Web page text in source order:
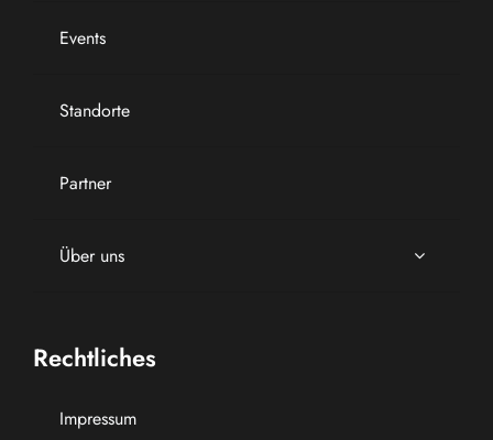
Events
Standorte
Partner
Über uns
Rechtliches
Impressum